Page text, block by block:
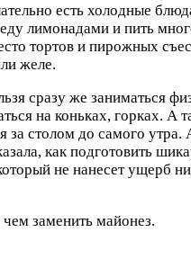
есть холодные
лимонадами и пить
тортов и пирожных
желе.
сразу же заниматься
на коньках, горках. А
за столом до самого утра.
как подготовить
не нанесет ущерб
заменить майонез.